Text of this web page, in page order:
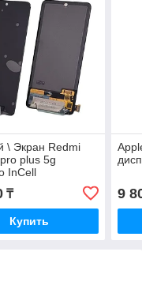
\ Экран Redmi
plus 5g
InCell
₸
Купить
9